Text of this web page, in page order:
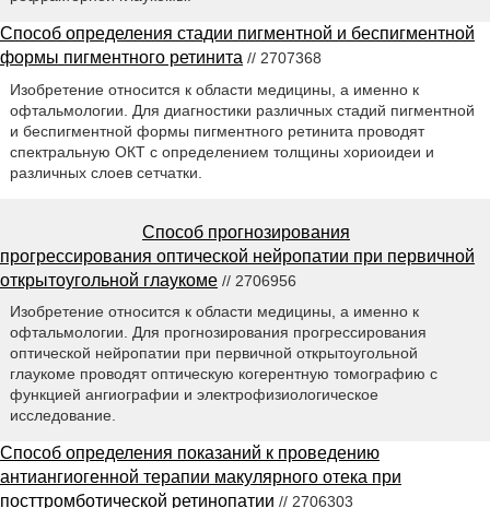
Способ определения стадии пигментной и беспигментной
формы пигментного ретинита // 2707368
Изобретение относится к области медицины, а именно к
офтальмологии. Для диагностики различных стадий пигментной
и беспигментной формы пигментного ретинита проводят
спектральную ОКТ с определением толщины хориоидеи и
различных слоев сетчатки.
Способ прогнозирования
прогрессирования оптической нейропатии при первичной
открытоугольной глаукоме // 2706956
Изобретение относится к области медицины, а именно к
офтальмологии. Для прогнозирования прогрессирования
оптической нейропатии при первичной открытоугольной
глаукоме проводят оптическую когерентную томографию с
функцией ангиографии и электрофизиологическое
исследование.
Способ определения показаний к проведению
антиангиогенной терапии макулярного отека при
посттромботической ретинопатии // 2706303